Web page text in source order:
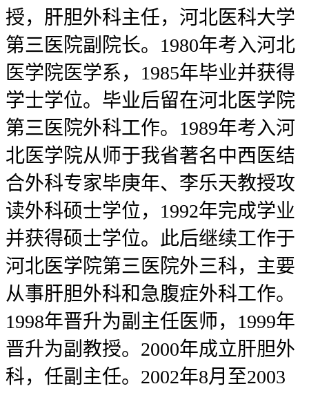
授，肝胆外科主任，河北医科大学
第三医院副院长。1980年考入河北
医学院医学系，1985年毕业并获得
学士学位。毕业后留在河北医学院
第三医院外科工作。1989年考入河
北医学院从师于我省著名中西医结
合外科专家毕庚年、李乐天教授攻
读外科硕士学位，1992年完成学业
并获得硕士学位。此后继续工作于
河北医学院第三医院外三科，主要
从事肝胆外科和急腹症外科工作。
1998年晋升为副主任医师，1999年
晋升为副教授。2000年成立肝胆外
科，任副主任。2002年8月至2003